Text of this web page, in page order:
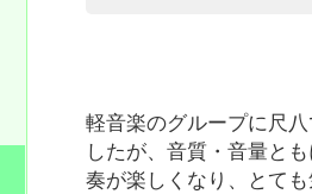
軽音楽のグループに尺
したが、音質・音量と
奏が楽しくなり、とて